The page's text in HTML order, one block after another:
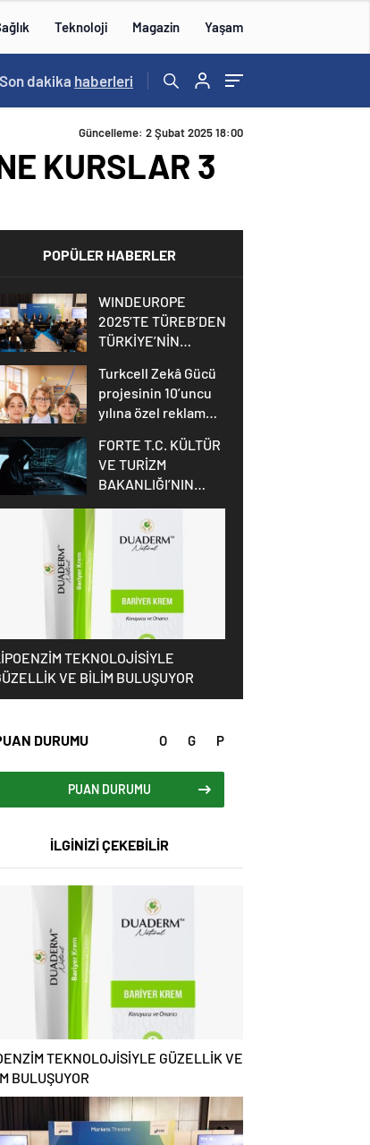
Teknoloji Magazin Yaşam
Son dakika haberleri
Güncelleme: 2 Şubat 2025 18:00
KURSLAR 3
POPÜLER HABERLER
WINDEUROPE
2025’TE TÜREB’DEN
TÜRKİYE’NİN
YÖNELİK GÜÇLÜ
ÇAĞRI
Turkcell Zekâ Gücü
projesinin 10’uncu
yılına özel reklam
FORTE T.C. KÜLTÜR
VE TURİZM
BAKANLIĞI’NIN
İÇİN STM İLE İŞ
BİRLİĞİ YAPTI
TEKNOLOJİSİYLE
VE BİLİM BULUŞUYOR
DURUMU O G P
PUAN DURUMU
İLGİNİZİ ÇEKEBİLİR
TEKNOLOJİSİYLE GÜZELLİK VE
BULUŞUYOR